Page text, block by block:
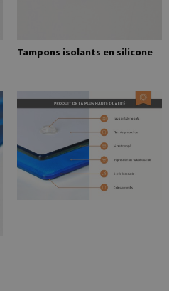
Tampons isolants en silicone